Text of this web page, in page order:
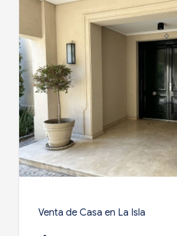
Venta de Casa en La Isla